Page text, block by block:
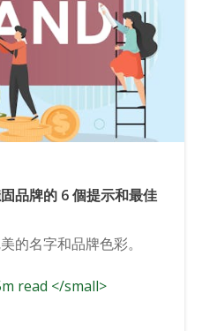
品牌的 6 個提示和最佳
的名字和品牌色彩。
read </small>